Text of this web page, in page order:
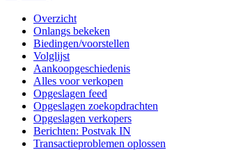
Overzicht
Onlangs bekeken
Biedingen/voorstellen
Volglijst
Aankoopgeschiedenis
Alles voor verkopen
Opgeslagen feed
Opgeslagen zoekopdrachten
Opgeslagen verkopers
Berichten: Postvak IN
Transactieproblemen oplossen